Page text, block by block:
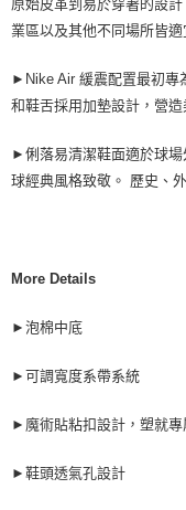
原始皮革到易於穿著的設
業區以及其他不同場所皆適
►Nike Air 緩震配置最初專
和鞋舌採用加墊設計，營造
►俐落易清潔鞋面適於球
球經典風格致敬。 歷史、
More Details
►泡棉中底
►可調寬度系帶系統
►魔術貼粘扣設計，塑就專
►鞋頭透氣孔設計